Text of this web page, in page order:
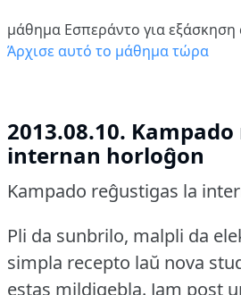
μάθημα Εσπεράντο για
Άρχισε αυτό το μάθημα τώρα
2013.08.10.
internan horloĝon
Kampado reĝustigas la
Pli da sunbrilo, malpli da
simpla recepto laŭ nova
estas mildigebla. Jam post